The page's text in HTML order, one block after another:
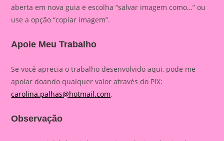
aberta em nova guia e escolha “salvar imagem como…” ou
use a opção “copiar imagem”.
Apoie Meu Trabalho
Se você aprecia o trabalho desenvolvido aqui, pode me
apoiar doando qualquer valor através do PIX:
carolina.palhas@hotmail.com.
Observação